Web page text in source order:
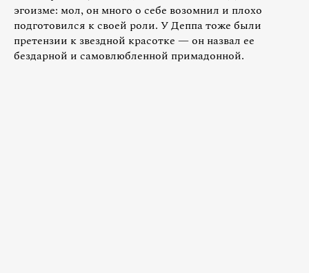
эгоизме: мол, он много о себе возомнил и плохо
подготовился к своей роли. У Деппа тоже были
претензии к звездной красотке — он назвал ее
бездарной и самовлюбленной примадонной.